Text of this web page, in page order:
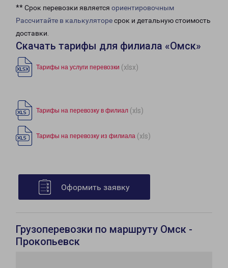
** Срок перевозки является ориентировочным
Рассчитайте в калькуляторесрок и детальную стоимость
доставки.
Скачать тарифы для филиала «Омск»
Тарифы на услуги перевозки (xlsx)
Тарифы на перевозку в филиал (xls)
Тарифы на перевозку из филиала (xls)
Оформить заявку
Грузоперевозки по маршруту Омск -
Прокопьевск